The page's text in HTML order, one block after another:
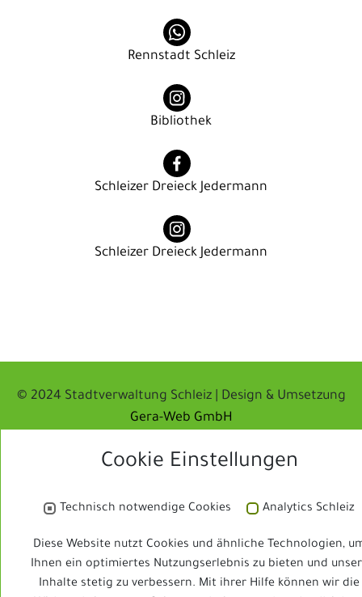
Rennstadt Schleiz
Bibliothek
Schleizer Dreieck Jedermann
Schleizer Dreieck Jedermann
© 2024 Stadtverwaltung Schleiz | Design & Umsetzung
Gera-Web GmbH
Einstellungen
Cookie Einstellungen
Technisch notwendige Cookies Analytics Schleiz
Diese Website nutzt Cookies und ähnliche Technologien,
Ihnen ein optimiertes Nutzungserlebnis zu bieten und
Inhalte stetig zu verbessern. Mit ihrer Hilfe können wir die